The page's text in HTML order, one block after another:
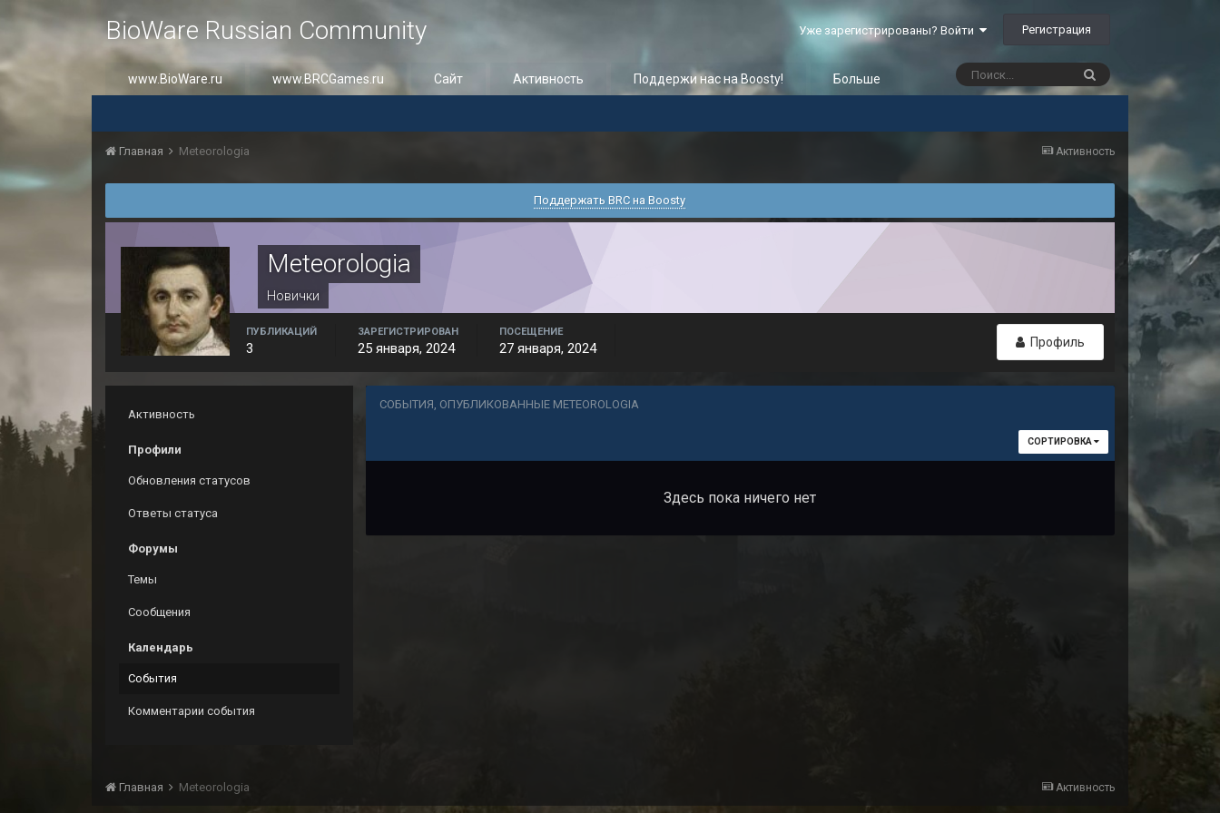
BioWare Russian Community Уже зарегистрированы? Войти Регистрация
www.BioWare.ru www.BRCGames.ru Сайт Активность Поддержи нас на Boosty! Больше
Активность
Главная Meteorologia
Поддержать BRC на Boosty
Meteorologia
Новички
Профиль
ПУБЛИКАЦИЙ
3
ЗАРЕГИСТРИРОВАН
25 января, 2024
ПОСЕЩЕНИЕ
27 января, 2024
Активность
Профили
Обновления статусов
Ответы статуса
Форумы
Темы
Сообщения
Календарь
События
Комментарии события
СОБЫТИЯ, ОПУБЛИКОВАННЫЕ METEOROLOGIA
СОРТИРОВКА
Здесь пока ничего нет
Активность
Главная Meteorologia